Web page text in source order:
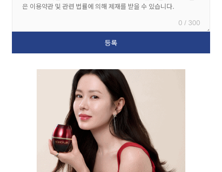
0 / 300